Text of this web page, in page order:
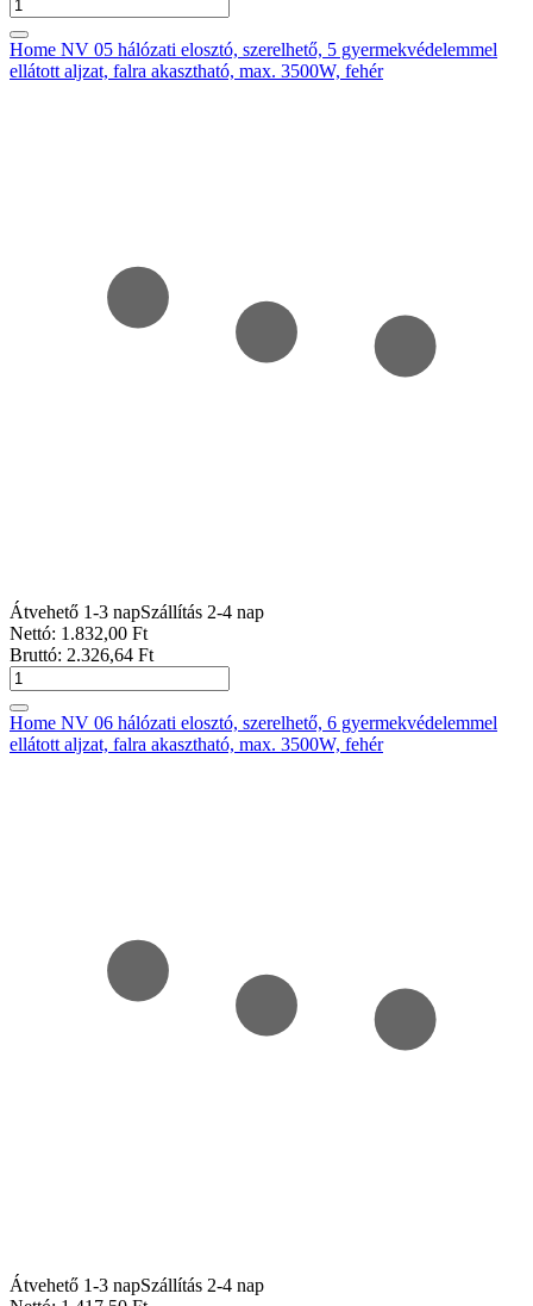
Home NV 05 hálózati elosztó, szerelhető, 5 gyermekvédelemmel
ellátott aljzat, falra akasztható, max. 3500W, fehér
Átvehető 1-3 napSzállítás 2-4 nap
Nettó: 1.832,00 Ft
Bruttó: 2.326,64 Ft
Home NV 06 hálózati elosztó, szerelhető, 6 gyermekvédelemmel
ellátott aljzat, falra akasztható, max. 3500W, fehér
Átvehető 1-3 napSzállítás 2-4 nap